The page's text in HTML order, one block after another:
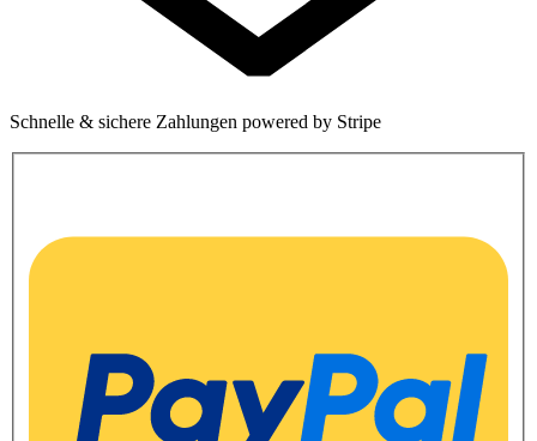
Schnelle & sichere Zahlungen powered by Stripe